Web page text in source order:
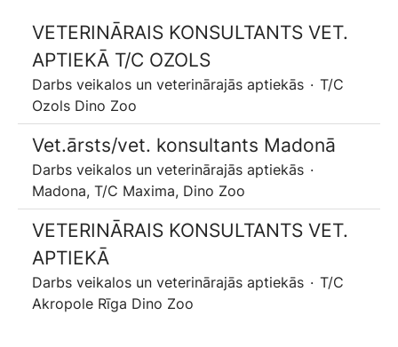
VETERINĀRAIS KONSULTANTS VET.
APTIEKĀ T/C OZOLS
Darbs veikalos un veterinārajās aptiekās · T/C
Ozols Dino Zoo
Vet.ārsts/vet. konsultants Madonā
Darbs veikalos un veterinārajās aptiekās ·
Madona, T/C Maxima, Dino Zoo
VETERINĀRAIS KONSULTANTS VET.
APTIEKĀ
Darbs veikalos un veterinārajās aptiekās · T/C
Akropole Rīga Dino Zoo